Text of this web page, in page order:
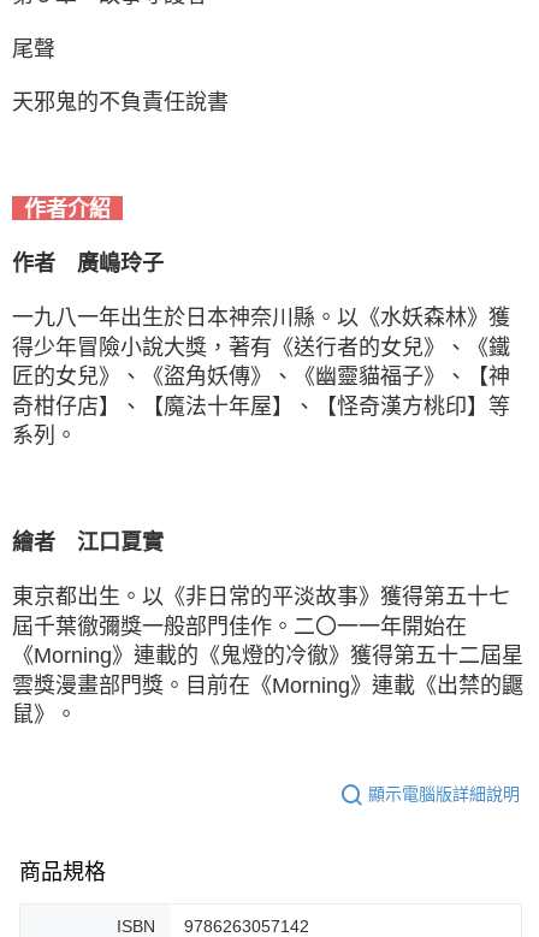
尾聲
天邪鬼的不負責任說書
作者介紹
作者 廣嶋玲子
一九八一年出生於日本神奈川縣。以《水妖森林》獲
得少年冒險小說大獎，著有《送行者的女兒》、《鐵
匠的女兒》、《盜角妖傳》、《幽靈貓福子》、【神
奇柑仔店】、【魔法十年屋】、【怪奇漢方桃印】等
系列。
繪者 江口夏實
東京都出生。以《非日常的平淡故事》獲得第五十七
屆千葉徹彌獎一般部門佳作。二〇一一年開始在
《Morning》連載的《鬼燈的冷徹》獲得第五十二屆星
雲獎漫畫部門獎。目前在《Morning》連載《出禁的鼴
鼠》。
顯示電腦版詳細說明
商品規格
ISBN 9786263057142